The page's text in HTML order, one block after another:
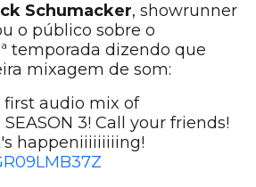
Schumacker, showrunner
o público sobre o
temporada dizendo que
mixagem de som:
audio mix of
SEASON 3! Call your friends!
happeniiiiiiiiing!